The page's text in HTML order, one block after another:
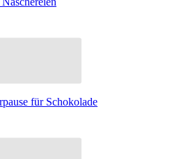
für Schokolade